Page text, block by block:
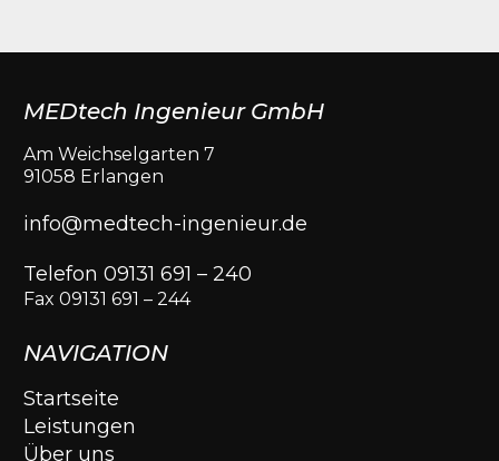
MEDtech Ingenieur GmbH
Am Weichselgarten 7
91058 Erlangen
info@medtech-ingenieur.de
Telefon 09131 691 – 240
Fax 09131 691 – 244
NAVIGATION
Startseite
Leistungen
Über uns